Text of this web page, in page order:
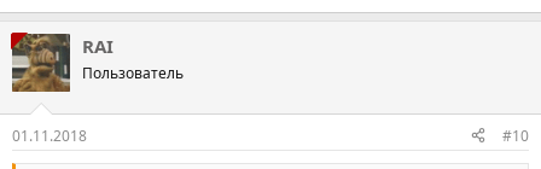
RAI
Пользователь
01.11.2018 #10